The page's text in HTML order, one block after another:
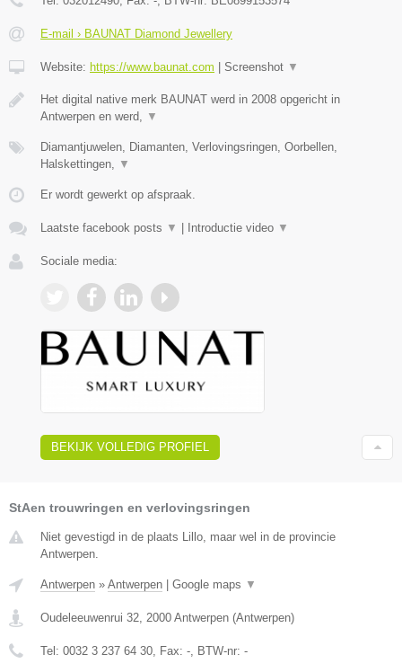
E-mail › BAUNAT Diamond Jewellery
Website: https://www.baunat.com Screenshot ▼
Het digital native merk BAUNAT werd in 2008 opgericht in
Antwerpen en werd, ▼
Diamantjuwelen, Diamanten, Verlovingsringen, Oorbellen,
Halskettingen, ▼
Er wordt gewerkt op afspraak.
Laatste facebook posts ▼ Introductie video ▼
Sociale media:
BEKIJK VOLLEDIG PROFIEL
StAen trouwringen en verlovingsringen
Niet gevestigd in de plaats Lillo, maar wel in de provincie
Antwerpen.
Antwerpen » Antwerpen Google maps ▼
Oudeleeuwenrui 32, 2000 Antwerpen (Antwerpen)
Tel: 0032 3 237 64 30, Fax: -, BTW-nr: -